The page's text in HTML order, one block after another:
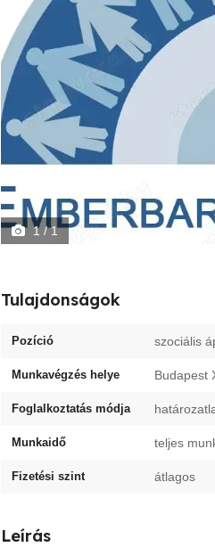
1 / 1
Tulajdonságok
Pozíció szociális
Munkavégzés helye Budapest
Foglalkoztatás módja
Munkaidő teljes
Fizetési szint átlagos
Leírás